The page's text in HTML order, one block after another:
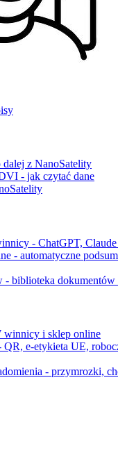
dalej z NanoSatelity
- jak czytać dane
- ChatGPT,
- automatyczne
- biblioteka
winnicy i sklep online
e-etykieta UE,
- przymrozki,